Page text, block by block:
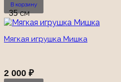
В корзину
35 см
Мягкая игрушка Мишка
2 000 ₽